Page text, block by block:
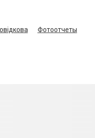
Фотоотчеты